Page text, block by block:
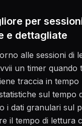
per
e dettagliate
alle sessioni di
un timer quando
traccia in tempo
sul tempo
i dati granulari sul
il tempo di lettura